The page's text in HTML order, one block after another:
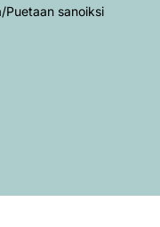
/Puetaan sanoiksi